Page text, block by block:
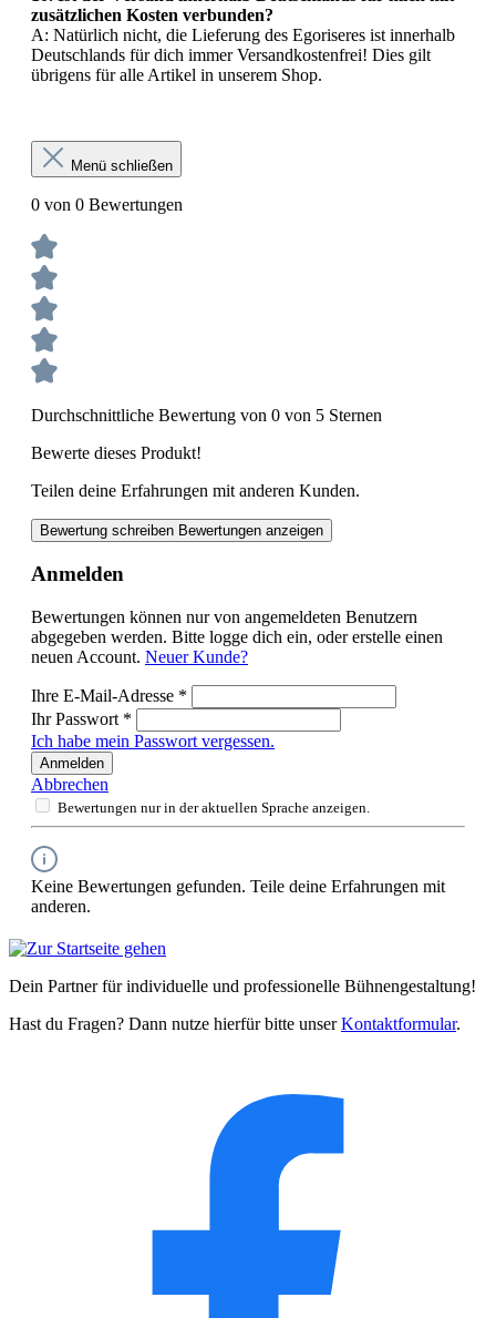
zusätzlichen Kosten verbunden?
A: Natürlich nicht, die Lieferung des Egoriseres ist innerhalb
Deutschlands für dich immer Versandkostenfrei! Dies gilt
übrigens für alle Artikel in unserem Shop.
Menü schließen
0 von 0 Bewertungen
Durchschnittliche Bewertung von 0 von 5 Sternen
Bewerte dieses Produkt!
Teilen deine Erfahrungen mit anderen Kunden.
Bewertung schreiben Bewertungen anzeigen
Anmelden
Bewertungen können nur von angemeldeten Benutzern
abgegeben werden. Bitte logge dich ein, oder erstelle einen
neuen Account. Neuer Kunde?
Ihre E-Mail-Adresse *
Ihr Passwort *
Ich habe mein Passwort vergessen.
Anmelden
Abbrechen
Bewertungen nur in der aktuellen Sprache anzeigen.
Keine Bewertungen gefunden. Teile deine Erfahrungen mit
anderen.
Dein Partner für individuelle und professionelle Bühnengestaltung!
Hast du Fragen? Dann nutze hierfür bitte unserKontaktformular.